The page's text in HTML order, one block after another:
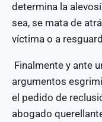
determina la
sea, se mata de
víctima o a
Finalmente y ante
argumentos
el pedido de
abogado